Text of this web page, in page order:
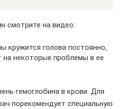
смотрите на видео:
кружится голова постоянно,
некоторые проблемы в ее
гемоглобина в крови. Для
порекомендует специальную